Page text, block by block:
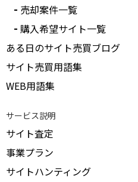
売却案件一覧
購入希望サイト一覧
ある日のサイト売買ブログ
サイト売買用語集
WEB用語集
サービス説明
サイト査定
事業プラン
サイトハンティング